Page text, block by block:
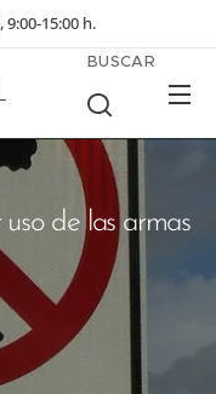
15:00 h.
BUSCAR
de las armas